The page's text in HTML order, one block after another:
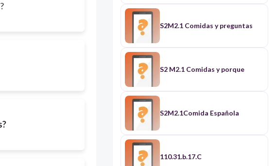
S2M2.1 Comidas y preguntas
S2 M2.1 Comidas y porque
S2M2.1Comida Española
110.31.b.17.C